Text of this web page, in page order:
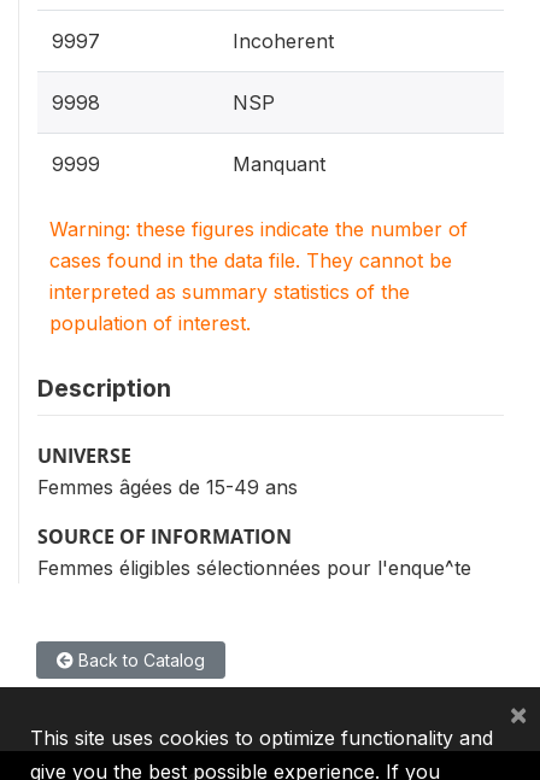
9997 Incoherent
9998 NSP
9999 Manquant
Warning: these figures indicate the number of
cases found in the data file. They cannot be
interpreted as summary statistics of the
population of interest.
Description
UNIVERSE
Femmes âgées de 15-49 ans
SOURCE OF INFORMATION
Femmes éligibles sélectionnées pour l'enque^te
Back to Catalog
This site uses cookies to optimize functionality and
give you the best possible experience. If you
×